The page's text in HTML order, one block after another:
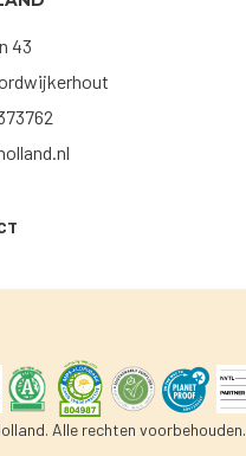
43
Alle rechten voorbehouden.